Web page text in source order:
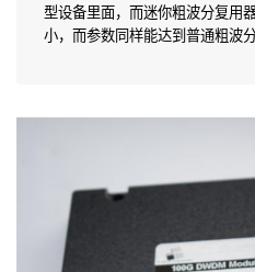
型设备里面，而迷你粗波分复用
小，而参数同样能达到普通粗波